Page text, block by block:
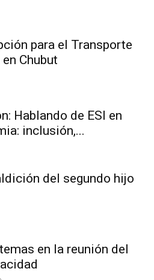
para el Transporte
Chubut
Hablando de ESI en
inclusión,...
del segundo hijo
en la reunión del